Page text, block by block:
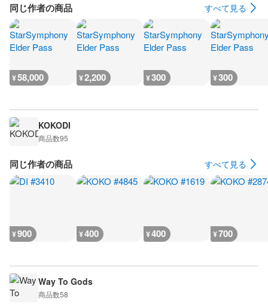
同じ作者の商品 すべて見る
¥58,000 ¥2,200 ¥300 ¥300
KOKODI
商品数95
同じ作者の商品 すべて見る
¥900 ¥400 ¥400 ¥700
Way To Gods
商品数58